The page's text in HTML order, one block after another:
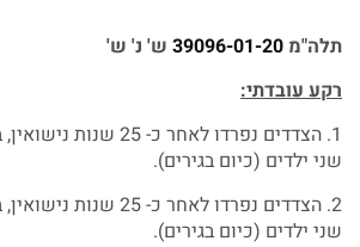
תלה"מ 39096-01-20 ש' נ' ש'
רקע עובדתי:
1. הצדדים נפרדו לאחר כ-
שני ילדים (כיום בגירים).
2. הצדדים נפרדו לאחר כ-
שני ילדים (כיום בגירים).